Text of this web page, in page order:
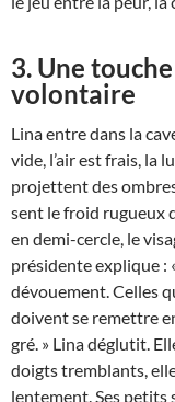
3. Une
volontaire
Lina entre dans la
vide, l’air est frais, la
projettent des
sent le froid rugueux
en demi-cercle, le
présidente explique :
dévouement. Celles
doivent se remettre
gré. » Lina déglutit.
doigts tremblants,
lentement. Ses petits